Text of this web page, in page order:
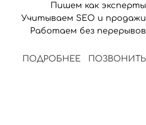
Пишем как эксперты
Учитываем SEO и продажи
Работаем без перерывов
ПОДРОБНЕЕ ПОЗВОНИТЬ